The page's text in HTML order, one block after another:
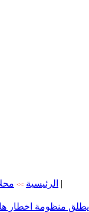
الرئيسية >> |
منظومة اخطار